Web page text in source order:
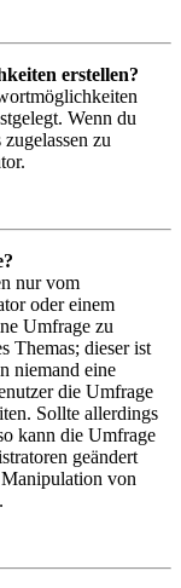
erstellen?
Wenn du
zu
nur vom
oder einem
Umfrage zu
Themas; dieser ist
niemand eine
die Umfrage
Sollte allerdings
kann die Umfrage
geändert
von